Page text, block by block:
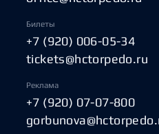
Билеты
+7 (920) 006-05-34
tickets@hctorpedo.ru
Реклама
+7 (920) 07-07-800